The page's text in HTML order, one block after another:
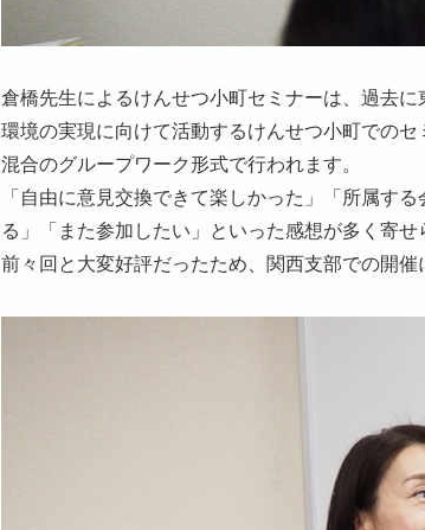
倉橋先生によるけんせつ小町セミナーは、過去
環境の実現に向けて活動するけんせつ小町での
混合のグループワーク形式で行われます。
「自由に意見交換できて楽しかった」「所属す
る」「また参加したい」といった感想が多く寄
前々回と大変好評だったため、関西支部での開催